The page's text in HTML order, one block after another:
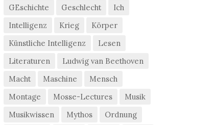
GEschichte
Geschlecht
Ich
Intelligenz
Krieg
Körper
Künstliche Intelligenz
Lesen
Literaturen
Ludwig van Beethoven
Macht
Maschine
Mensch
Montage
Mosse-Lectures
Musik
Musikwissen
Mythos
Ordnung